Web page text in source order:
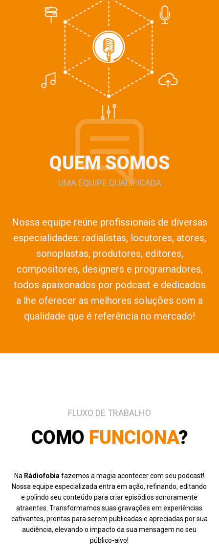
QUEM SOMOS
UMA EQUIPE QUALIFICADA
Nossa equipe reúne profissionais de diversas
especialidades: radialistas, locutores, atores,
sonoplastas, produtores, editores,
compositores, designers e programadores,
todos apaixonados por podcast e dedicados
a lhe oferecer as melhores soluções com a
qualidade que é referência no mercado!
FLUXO DE TRABALHO
COMO FUNCIONA?
Na Rádiofobia fazemos a magia acontecer com seu podcast!
Nossa equipe especializada entra em ação, refinando, editando
e polindo seu conteúdo para criar episódios sonoramente
atraentes. Transformamos suas gravações em experiências
cativantes, prontas para serem publicadas e apreciadas por sua
audiência, elevando o impacto da sua mensagem no seu
público-alvo!